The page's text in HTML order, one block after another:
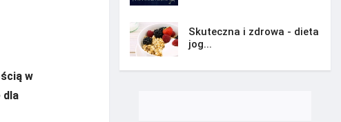
w
dla
Skuteczna i zdrowa - dieta
jog...